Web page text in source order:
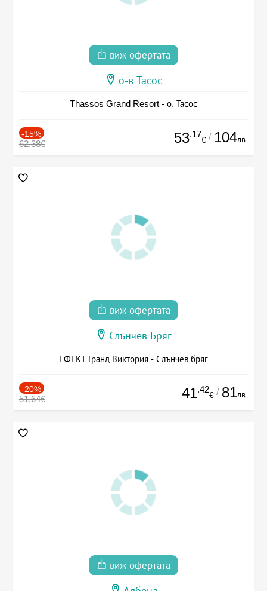
виж офертата
о-в Тасос
Thassos Grand Resort - о. Тасос
-15%
62.38€ 53.17
€ / 104лв.
виж офертата
Слънчев Бряг
ЕФЕКТ Гранд Виктория - Слънчев бряг
-20%
51.64€ 41.42
€ / 81лв.
виж офертата